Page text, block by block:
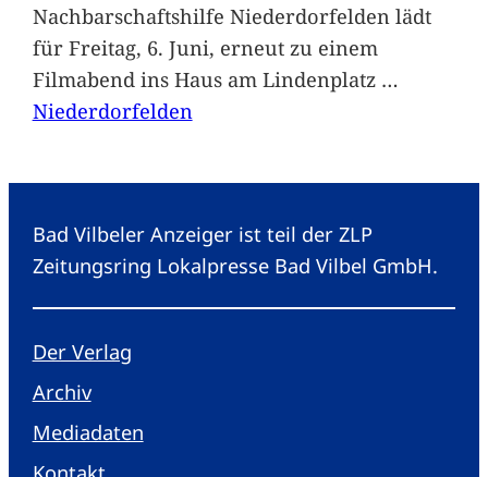
Nachbarschaftshilfe Niederdorfelden lädt
für Freitag, 6. Juni, erneut zu einem
Filmabend ins Haus am Lindenplatz …
Niederdorfelden
Bad Vilbeler Anzeiger ist teil der ZLP
Zeitungsring Lokalpresse Bad Vilbel GmbH.
Der Verlag
Archiv
Mediadaten